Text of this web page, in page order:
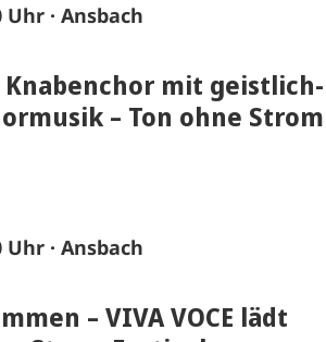
Uhr · Ansbach
mit geistlich-
– Ton ohne Strom
Uhr · Ansbach
– VIVA VOCE lädt